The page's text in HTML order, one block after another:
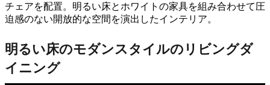
チェアを配置。明るい床とホワイトの家具を組み合わせて圧
迫感のない開放的な空間を演出したインテリア。
明るい床のモダンスタイルのリビングダ
イニング